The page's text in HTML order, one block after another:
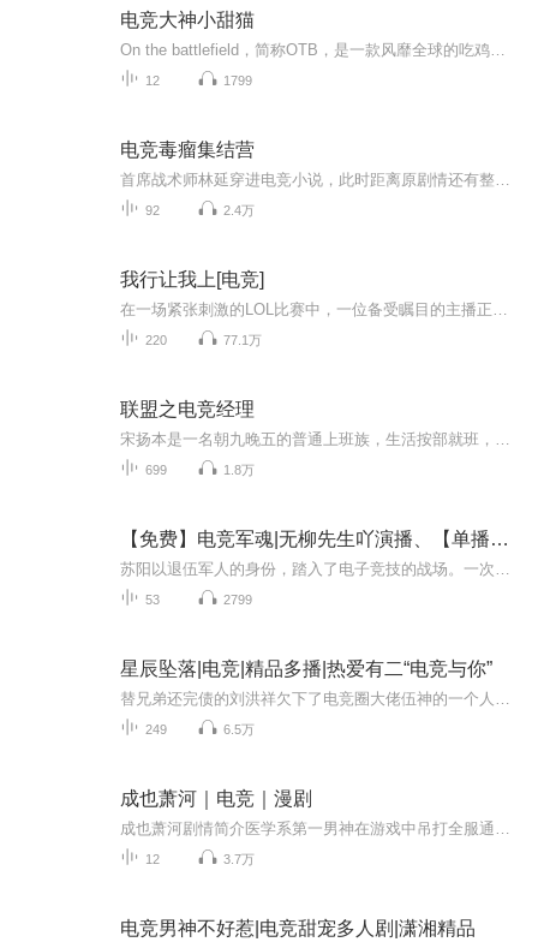
电竞大神小甜猫
12 1799
电竞毒瘤集结营
92 2.4万
我行让我上[电竞]
220 77.1万
联盟之电竞经理
699 1.8万
【免费】电竞军魂|无柳先生吖演播、【单播】电竞传奇|一个退伍军人的电竞之路
53 2799
星辰坠落|电竞|精品多播|热爱有二“电竞与你”
249 6.5万
成也萧河｜电竞｜漫剧
12 3.7万
电竞男神不好惹|电竞甜宠多人剧|潇湘精品